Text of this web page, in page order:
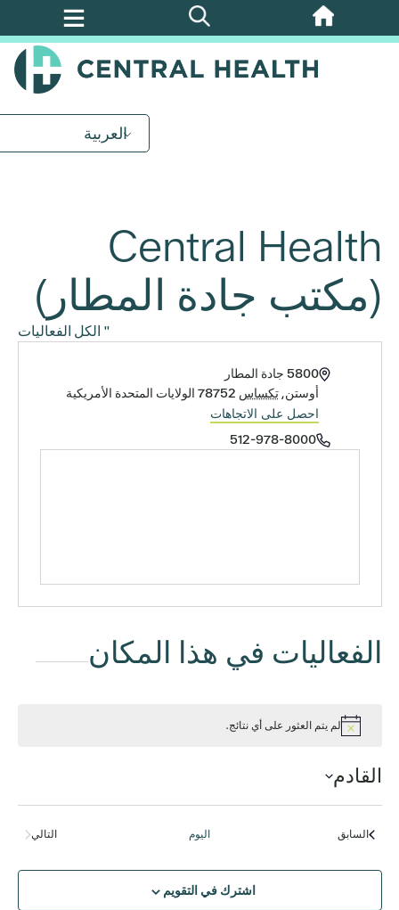
تخطي
العربية
Central Health
(مكتب جادة المطار)
" الكل الفعاليات
العنوان5800 جادة المطار
أوستن,تكساس 78752 الولايات المتحدة الأمريكية
احصل على الاتجاهات
الهاتف512-978-8000
الفعاليات في هذا المكان
إشعار لم يتم العثور على أي نتائج.
القادم
اختر
السابقالفعاليات اليوم
التالي
اشترك في التقويم